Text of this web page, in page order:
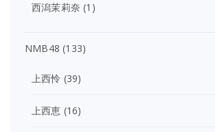
西潟茉莉奈 (1)
NMB48 (133)
上西怜 (39)
上西恵 (16)